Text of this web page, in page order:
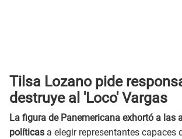
Tilsa Lozano pide
destruye al 'Loco' Vargas
La figura de Panemericana exhortó a las
políticas a elegir representantes capaces